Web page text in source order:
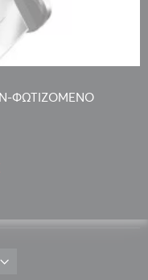
ΦΩΤΙΖΟΜΕΝΟ